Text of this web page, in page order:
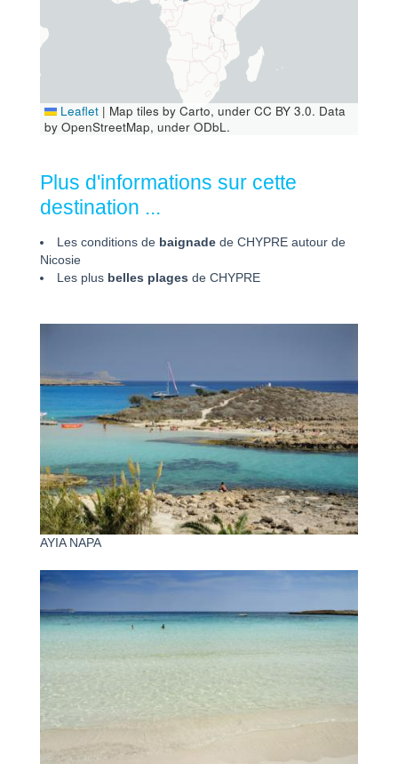
Leaflet | Map tiles by Carto, under CC BY 3.0. Data
by OpenStreetMap, under ODbL.
Plus d'informations sur cette
destination ...
Les conditions de baignadede CHYPRE autour de
Nicosie
Les plus belles plages de CHYPRE
AYIA NAPA